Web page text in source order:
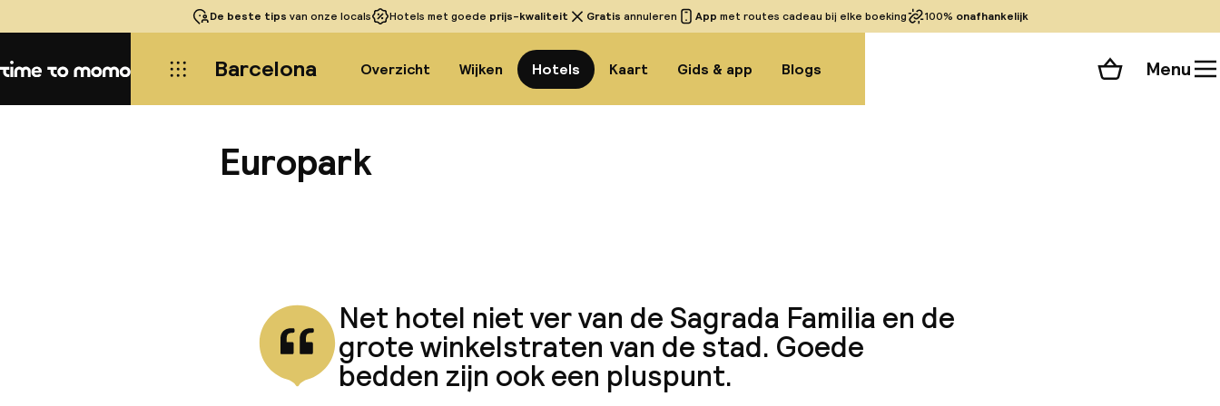
De beste tips van onze locals Hotels met goede prijs-kwaliteit Gratis annuleren App met routes cadeau bij elke boeking 100% onafhankelijk
Home Barcelona Overzicht Wijken Hotels Kaart Gids & app Blogs Winkelmand
Menu
Europark
Net hotel niet ver van de Sagrada Familia en de
grote winkelstraten van de stad. Goede
bedden zijn ook een pluspunt.